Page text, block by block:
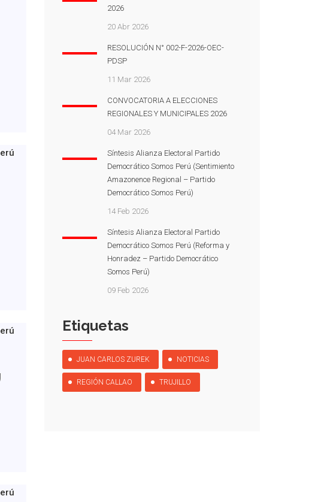
2026
20 Abr 2026
RESOLUCIÓN N° 002-F-2026-OEC-
PDSP
11 Mar 2026
CONVOCATORIA A ELECCIONES
REGIONALES Y MUNICIPALES 2026
04 Mar 2026
Síntesis Alianza Electoral Partido
Democrático Somos Perú (Sentimiento
Amazonence Regional – Partido
Democrático Somos Perú)
14 Feb 2026
Síntesis Alianza Electoral Partido
Democrático Somos Perú (Reforma y
Honradez – Partido Democrático
Somos Perú)
09 Feb 2026
Etiquetas
JUAN CARLOS ZUREK NOTICIAS
REGIÓN CALLAO TRUJILLO